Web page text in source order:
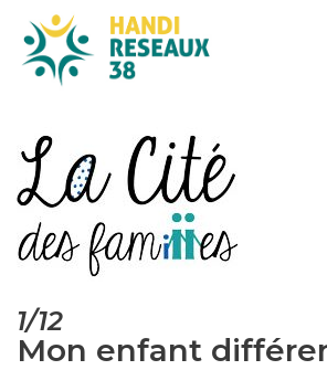
1/12
Mon enfant